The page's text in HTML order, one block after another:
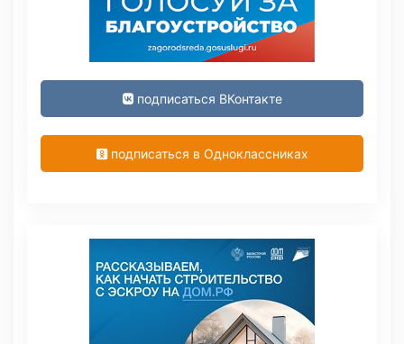
подписаться ВКонтакте
подписаться в Одноклассниках